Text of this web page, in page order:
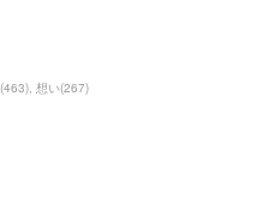
(463) 想い(267)